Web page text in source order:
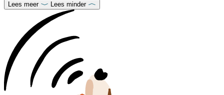
Lees meer Lees minder